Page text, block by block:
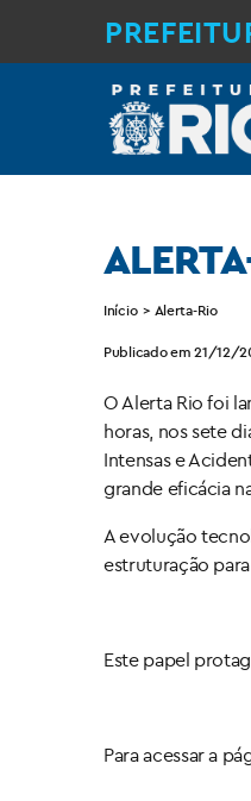
Início > Alerta-Rio
Publicado em 21/12/
O Alerta Rio foi
horas, nos sete
Intensas e
grande eficácia
A evolução
estruturação
Este papel
Para acessar a